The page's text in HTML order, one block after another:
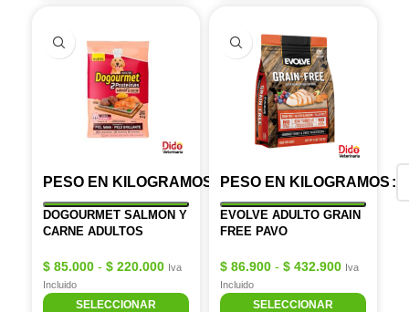
PESO EN KILOGRAMOS
DOGOURMET SALMON Y
CARNE ADULTOS
$ 85.000 - $ 220.000 Iva
Incluido
SELECCIONAR
PESO EN KILOGRAMOS
EVOLVE ADULTO GRAIN
FREE PAVO
$ 86.900 - $ 432.900 Iva
Incluido
SELECCIONAR